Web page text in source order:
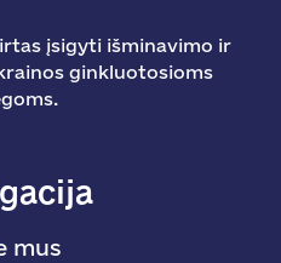
įsigyti išminavimo ir
ginkluotosioms
mus